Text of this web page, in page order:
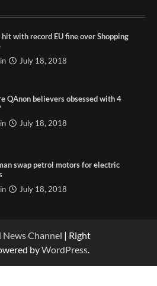
hit with record EU fine over Shopping
July 18, 2018
QAnon believers obsessed with 4
July 18, 2018
swap petrol motors for electric
July 18, 2018
News Channel | Right
byWordPress.